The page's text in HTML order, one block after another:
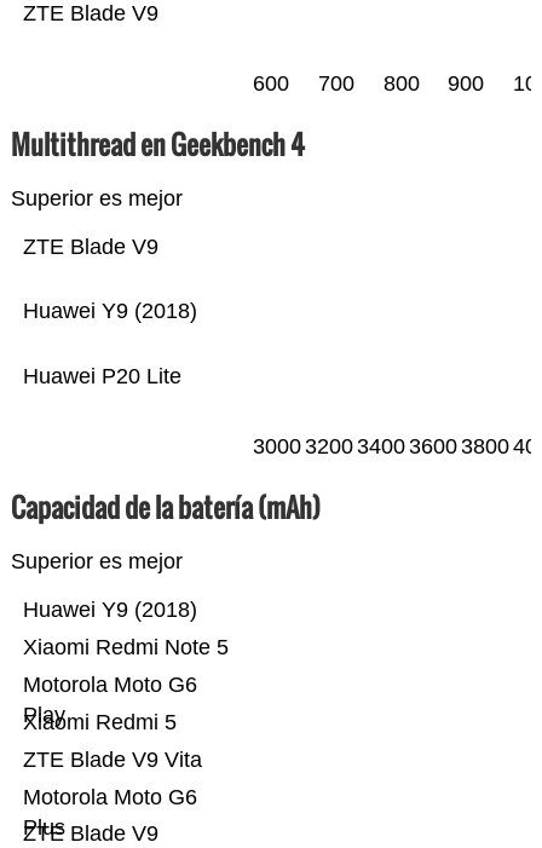
ZTE Blade V9
600 700 800 900
Multithread en Geekbench 4
Superior es mejor
Huawei P20 Lite
Huawei Y9 (2018)
ZTE Blade V9
30003200340036003800
Capacidad de la batería (mAh)
Superior es mejor
ZTE Blade V9
Motorola Moto G6
Plus
ZTE Blade V9 Vita
Xiaomi Redmi 5
Motorola Moto G6
Play
Xiaomi Redmi Note 5
Huawei Y9 (2018)